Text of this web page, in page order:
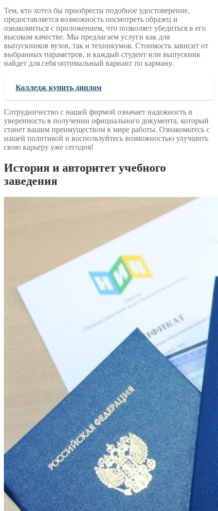
Тем, кто хотел бы приобрести подобное удостоверение,
предоставляется возможность посмотреть образец и
ознакомиться с приложением, что позволяет убедиться в его
высоком качестве. Мы предлагаем услуги как для
выпускников вузов, так и техникумов. Стоимость зависит от
выбранных параметров, и каждый студент или выпускник
найдет для себя оптимальный вариант по карману.
Колледж купить диплом
Сотрудничество с нашей фирмой означает надежность и
уверенность в получении официального документа, который
станет вашим преимуществом в мире работы. Ознакомьтесь с
нашей политикой и воспользуйтесь возможностью улучшить
свою карьеру уже сегодня!
История и авторитет учебного
заведения